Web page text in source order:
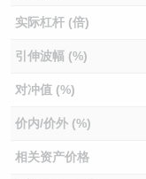
实际杠杆 (倍)
引伸波幅 (%)
对冲值 (%)
价内/价外 (%)
相关资产价格